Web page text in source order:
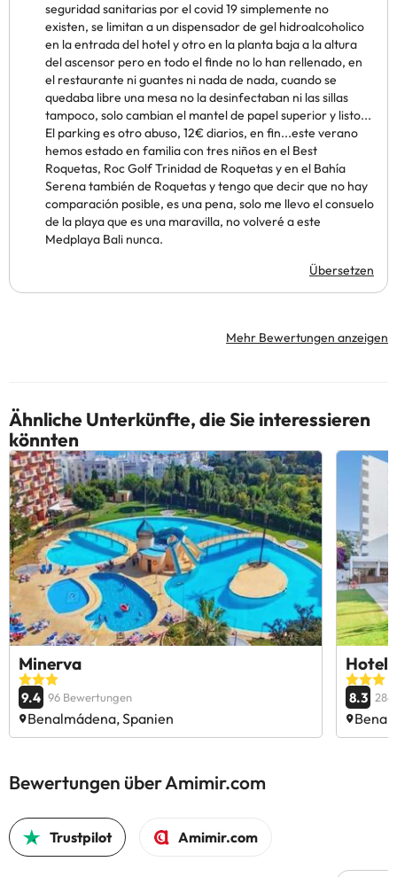
seguridad sanitarias por el covid 19 simplemente no
existen, se limitan a un dispensador de gel hidroalcoholico
en la entrada del hotel y otro en la planta baja a la altura
del ascensor pero en todo el finde no lo han rellenado, en
el restaurante ni guantes ni nada de nada, cuando se
quedaba libre una mesa no la desinfectaban ni las sillas
tampoco, solo cambian el mantel de papel superior y listo...
El parking es otro abuso, 12€ diarios, en fin...este verano
hemos estado en familia con tres niños en el Best
Roquetas, Roc Golf Trinidad de Roquetas y en el Bahía
Serena también de Roquetas y tengo que decir que no hay
comparación posible, es una pena, solo me llevo el consuelo
de la playa que es una maravilla, no volveré a este
Medplaya Bali nunca.
Übersetzen
Mehr Bewertungen anzeigen
Ähnliche Unterkünfte, die Sie interessieren
könnten
Minerva
9.4 96 Bewertungen
Benalmádena, Spanien
Hotel
8.3
Bewertungen über Amimir.com
Trustpilot Amimir.com